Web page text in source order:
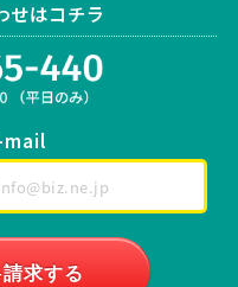
せはコチラ
mail
求する